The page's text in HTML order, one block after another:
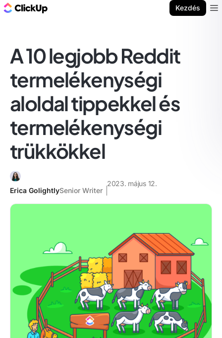
Kezdés
A 10 legjobb Reddit
termelékenységi
aloldal tippekkel és
termelékenységi
trükkökkel
Erica GolightlySenior Writer
2023. május 12.